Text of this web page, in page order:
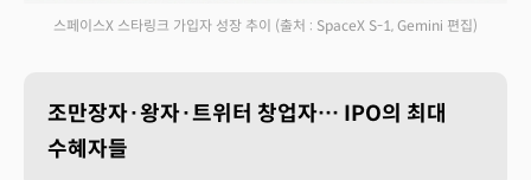
스페이스X 스타링크 가입자 성장 추이 (출처 : SpaceX S-1, Gemini 편집)
조만장자·왕자·트위터 창업자… IPO의 최대
수혜자들